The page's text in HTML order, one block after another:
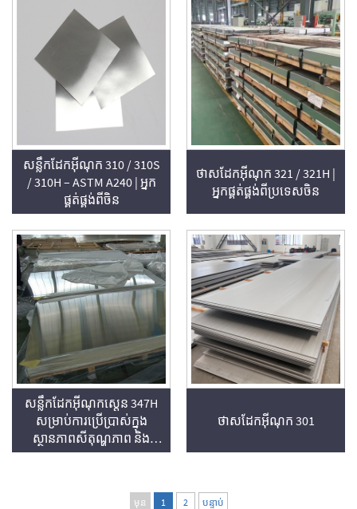
សន្លឹកដែកអ៊ីណុក 310 / 310S
/ 310H – ASTM A240 | អ្នក
ផ្គត់ផ្គង់ពីចិន
ថាសដែកអ៊ីណុក 321 / 321H |
អ្នកផ្គត់ផ្គង់ពីប្រទេសចិន
សន្លឹកដែកអ៊ីណុកស្តេន 347H
សម្រាប់ការប្រើប្រាស់ក្នុង
ស្ថានភាពសីតុណ្ហភាព និង
សម្ពាធ​ខ្ពស់
ថាសដែកអ៊ីណុក 301
មុន 1 2 បន្ទាប់